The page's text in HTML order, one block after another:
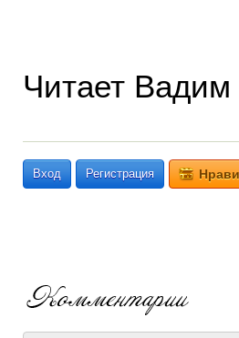
Читает
Вход Регистрация